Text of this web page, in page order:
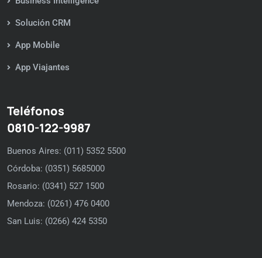
Solución CRM
App Mobile
App Viajantes
Teléfonos
0810-122-9987
Buenos Aires: (011) 5352 5500
Córdoba: (0351) 5685000
Rosario: (0341) 527 1500
Mendoza: (0261) 476 0400
San Luis: (0266) 424 5350